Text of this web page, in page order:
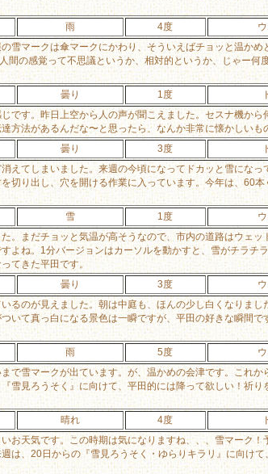
雨 4度
雪マークは傘マークにかわり、そういえばチョッと温かめ
間の感覚って不思議というか、相対的というか、じゃー何
曇り 1度
です。昨日上空から人の声が聞こえました。セスナ機から
方法があるんだな〜と思ったら、なんか非常に懐かしいも
曇り 3度
えてしまいました。来週の今頃になってドカッと雪になっ
切り出し、穴を開ける作業に入っています。今年は、60本
雪 1度
。まだチョッと気温が高そうなので、市内の道路はウェッ
よね。1分バージョンはカーソルを動かすと、雪がチラチ
てきた平田です。
曇り 3度
るのが見えました。朝は中庭も、ほんの少し白くなりまし
いて真っ白になる景色は一瞬ですが、平田の好きな瞬間で
雨 5度
で雪マークが出ています。が、温かめの会津です。これか
雪見ろうそく』に向けて、平田的には降って欲しい！祈り
晴れ 4度
お天気です。この時期は気になりますね、、、雪マーク！
は、20日からの『雪見ろうそく・ゆらりキラリ』に向けて